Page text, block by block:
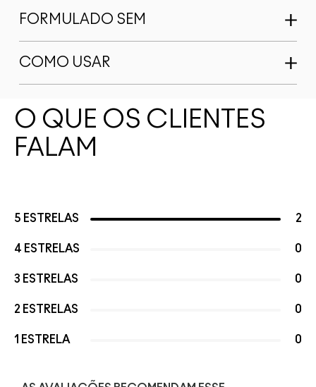
FORMULADO SEM
COMO USAR
O QUE OS CLIENTES
FALAM
5 ESTRELAS 2
4 ESTRELAS 0
3 ESTRELAS 0
2 ESTRELAS 0
1 ESTRELA 0